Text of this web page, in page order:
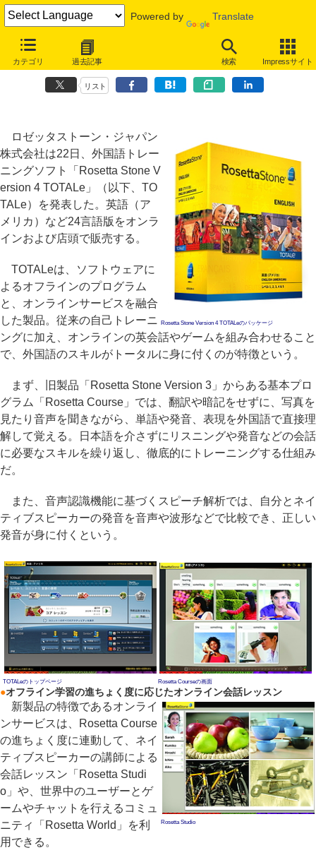
Powered by Translate
カテゴリ 過去記事 検索 Impressサイト
ロゼッタストーン新製品「TOTALe」、オンラインでネイティブと会話
リスト
Rosetta Stone Version 4 TOTALeのパッケージ
ロゼッタストーン・ジャパン
株式会社は22日、外国語トレー
ニングソフト「Rosetta Stone V
ersion 4 TOTALe」（以下、TO
TALe）を発表した。英語（ア
メリカ）など24言語版をオンラ
インおよび店頭で販売する。
TOTALeは、ソフトウェアに
よるオフラインのプログラム
と、オンラインサービスを融合
した製品。従来の自己トレーニ
ングに加え、オンラインの英会話やゲームを組み合わせること
で、外国語のスキルがトータルに身に付くのが特徴という。
まず、旧製品「Rosetta Stone Version 3」からある基本プロ
グラム「Rosetta Course」では、翻訳や暗記をせずに、写真を
見たり音声を聞きながら、単語や発音、表現を外国語で直接理
解して覚える。日本語を介さずにリスニングや発音などの会話
に必要なスキルを繰り返し、徹底的にトレーニングする仕組み
だ。
また、音声認識機能に基づくスピーチ解析では、自分とネイ
ティブスピーカーの発音を音声や波形などで比較でき、正しい
発音が身に付くという。
TOTALeのトップページ Rosetta Courseの画面
●オフライン学習の進ちょく度に応じたオンライン会話レッスン
Rosetta Studio
新製品の特徴であるオンライ
ンサービスは、Rosetta Course
の進ちょく度に連動して、ネイ
ティブスピーカーの講師による
会話レッスン「Rosetta Studi
o」や、世界中のユーザーとゲ
ームやチャットを行えるコミュ
ニティ「Rosetta World」を利
用できる。